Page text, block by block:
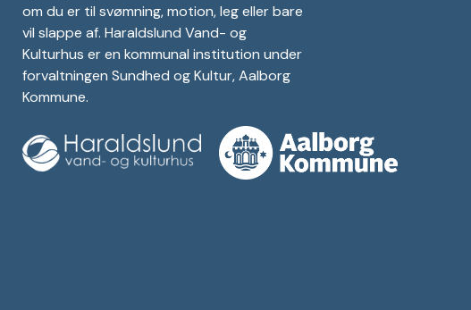
om du er til svømning, motion, leg eller bare
vil slappe af. Haraldslund Vand- og
Kulturhus er en kommunal institution under
forvaltningen Sundhed og Kultur, Aalborg
Kommune.